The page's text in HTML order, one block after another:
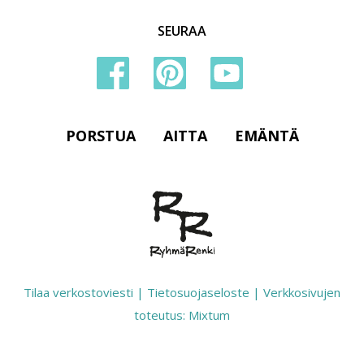
SEURAA
PORSTUA AITTA EMÄNTÄ
Tilaa verkostoviesti | Tietosuojaseloste | Verkkosivujen
toteutus: Mixtum